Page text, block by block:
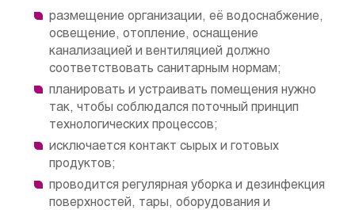
размещение организации, её водоснабжение,
освещение, отопление, оснащение
канализацией и вентиляцией должно
соответствовать санитарным нормам;
планировать и устраивать помещения нужно
так, чтобы соблюдался поточный принцип
технологических процессов;
исключается контакт сырых и готовых
продуктов;
проводится регулярная уборка и дезинфекция
поверхностей, тары, оборудования и